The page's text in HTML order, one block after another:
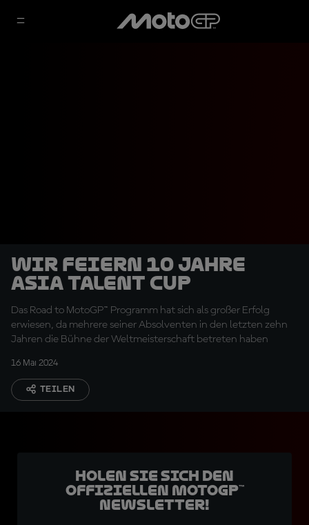
Wir feiern 10 Jahre
Asia Talent Cup
Das Road to MotoGP™ Programm hat sich als großer Erfolg
erwiesen, da mehrere seiner Absolventen in den letzten zehn
Jahren die Bühne der Weltmeisterschaft betreten haben
16 Mai 2024
TEILEN
Holen Sie sich den
offiziellen MotoGP™
Newsletter!